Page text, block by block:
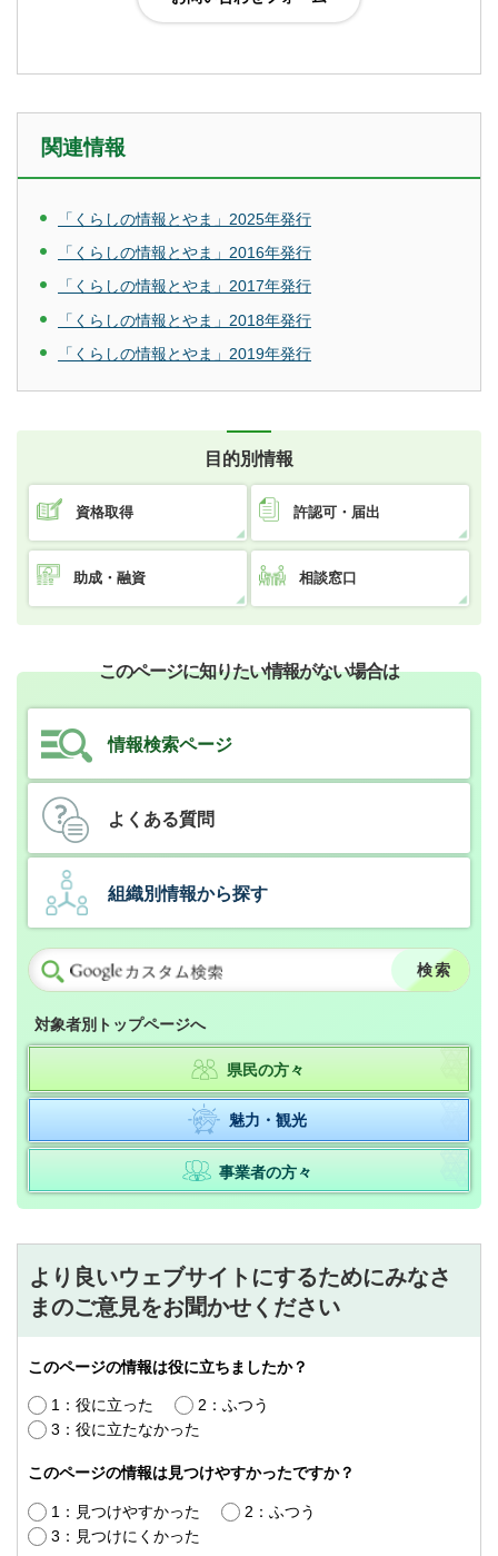
関連情報
「くらしの情報とやま」2025年発行
「くらしの情報とやま」2016年発行
「くらしの情報とやま」2017年発行
「くらしの情報とやま」2018年発行
「くらしの情報とやま」2019年発行
目的別情報
資格取得 許認可・届出
助成・融資 相談窓口
このページに知りたい情報がない場合は
情報検索ページ
よくある質問
組織別情報から探す
対象者別トップページへ
県民の方々
魅力・観光
事業者の方々
より良いウェブサイトにするためにみなさ
まのご意見をお聞かせください
このページの情報は役に立ちましたか？
1：役に立った
2：ふつう
3：役に立たなかった
このページの情報は見つけやすかったですか？
1：見つけやすかった
2：ふつう
3：見つけにくかった